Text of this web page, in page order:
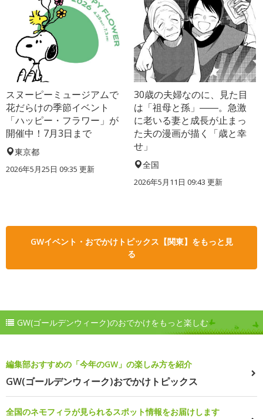
スヌーピーミュージアムで
花だらけの季節イベント
「ハッピー・フラワー」が
開催中！7月3日まで
東京都
2026年5月25日 09:35 更新
30歳の夫婦なのに、見た目
は「祖母と孫」――。急激
に老いる妻と成長が止まっ
た夫の漫画が描く「歳と幸
せ」
全国
2026年5月11日 09:43 更新
GWイベント・おでかけトピックス【関東】をもっと見
る
GW(ゴールデンウィーク)のおでかけをもっと楽しむ
編集部おすすめの「今年のGW」の楽しみ方を紹介
GW(ゴールデンウィーク)おでかけトピックス
全国のネモフィラが見られるスポット情報をお届けします